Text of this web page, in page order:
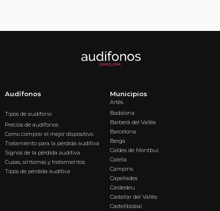
Audífonos
Tipos de audífono
Precios de audífonos
Como comprar el mejor dispositivo
Tratamiento para la pérdida auditiva
Signos de la pérdida auditiva
Cusas, síntomas y tratamientos
Tipos de pérdida auditiva
Municipios
Artés
Badalona
Barberà del Vallès
Barcelona
Berga
Caldes de Montbui
Calella
Campins
Capellades
Cardedeu
Castellar del Vallès
Castellbisbal